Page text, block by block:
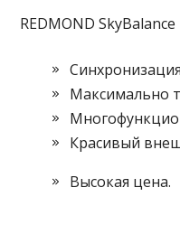
REDMOND SkyBalance
Максимально
Красивый
Высокая цена.